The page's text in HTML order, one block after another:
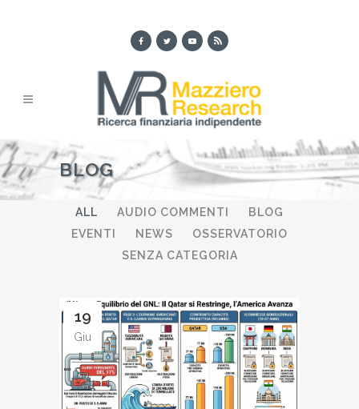
BLOG
ALL AUDIO COMMENTI
BLOG
EVENTI
NEWS
OSSERVATORIO
SENZA CATEGORIA
19
Giu